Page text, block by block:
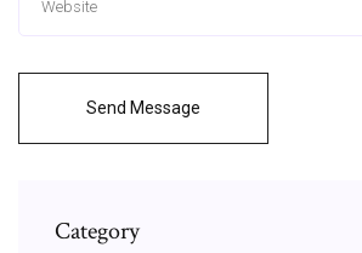
Send Message
Category